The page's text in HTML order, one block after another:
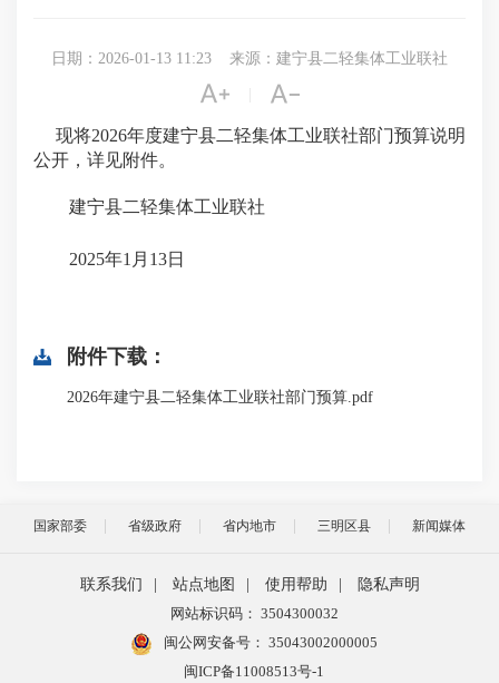
日期：2026-01-13 11:23 来源：建宁县二轻集体工业联社
 
现将2026年度建宁县二轻集体工业联社部门预算说明
公开，详见附件。
建宁县二轻集体工业联社
2025年1月13日
附件下载：
2026年建宁县二轻集体工业联社部门预算.pdf
国家部委 省级政府 省内地市 三明区县 新闻媒体
联系我们 站点地图 使用帮助
隐私声明
网站标识码： 3504300032
闽公网安备号： 35043002000005
闽ICP备11008513号-1